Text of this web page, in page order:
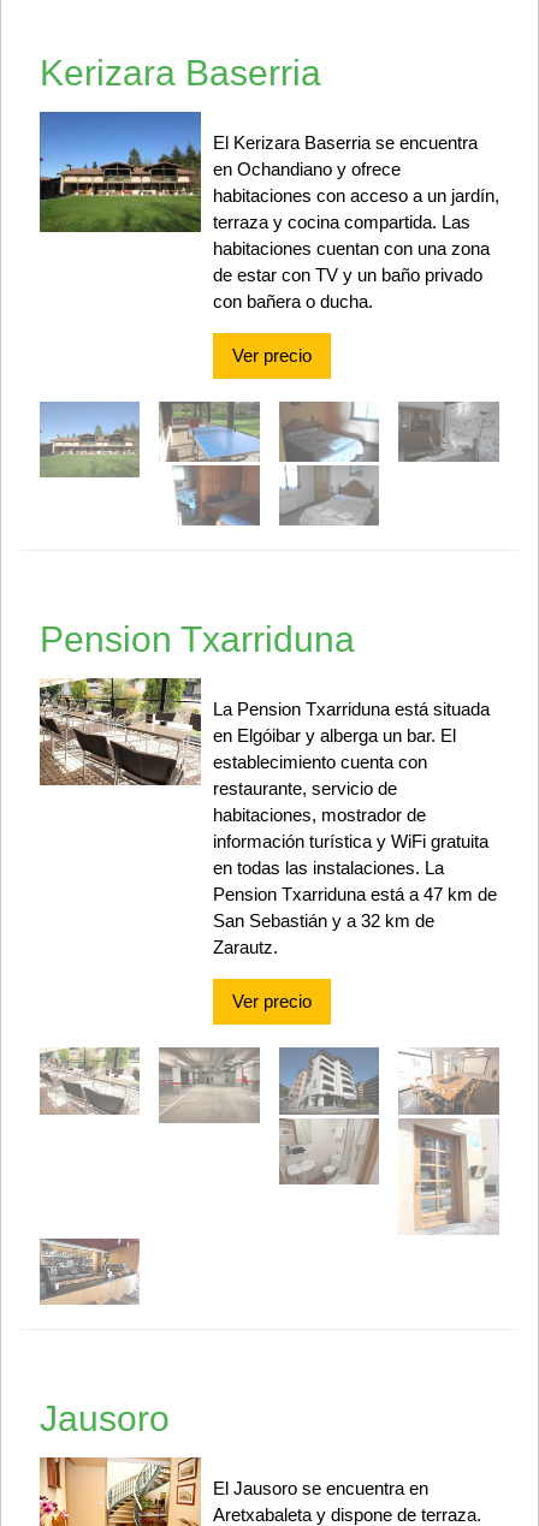
Kerizara Baserria
El Kerizara Baserria se encuentra
en Ochandiano y ofrece
habitaciones con acceso a un jardín,
terraza y cocina compartida. Las
habitaciones cuentan con una zona
de estar con TV y un baño privado
con bañera o ducha.
Ver precio
Pension Txarriduna
La Pension Txarriduna está situada
en Elgóibar y alberga un bar. El
establecimiento cuenta con
restaurante, servicio de
habitaciones, mostrador de
información turística y WiFi gratuita
en todas las instalaciones. La
Pension Txarriduna está a 47 km de
San Sebastián y a 32 km de
Zarautz.
Ver precio
Jausoro
El Jausoro se encuentra en
Aretxabaleta y dispone de terraza.